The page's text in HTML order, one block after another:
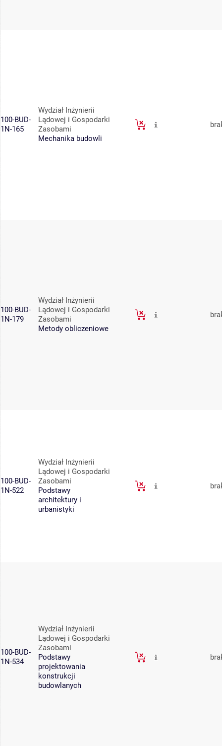
100-BUD-
1N-165
Wydział Inżynierii
Lądowej i Gospodarki
Zasobami
Mechanika budowli
100-BUD-
1N-179
Wydział Inżynierii
Lądowej i Gospodarki
Zasobami
Metody obliczeniowe
100-BUD-
1N-522
Wydział Inżynierii
Lądowej i Gospodarki
Zasobami
Podstawy
architektury i
urbanistyki
100-BUD-
1N-534
Wydział Inżynierii
Lądowej i Gospodarki
Zasobami
Podstawy
projektowania
konstrukcji
budowlanych